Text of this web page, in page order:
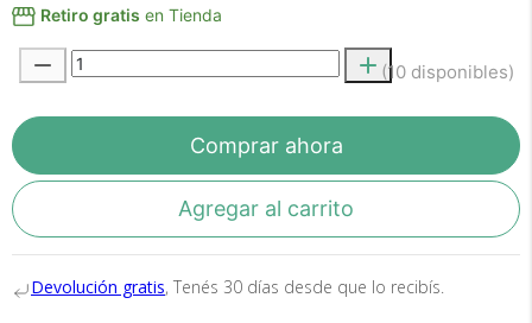
Retiro gratis en Tienda
(10 disponibles)
Comprar ahora
Agregar al carrito
Devolución gratis, Tenés 30 días desde que lo recibís.
te devolvemos tu dinero.
En Bidcom te aseguramos recibir el producto
que esperabas o te devolvemos el 100% de tu
dinero!